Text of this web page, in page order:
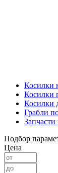
Косилки
Косилки
Косилки
Грабли
Подбор
Цена